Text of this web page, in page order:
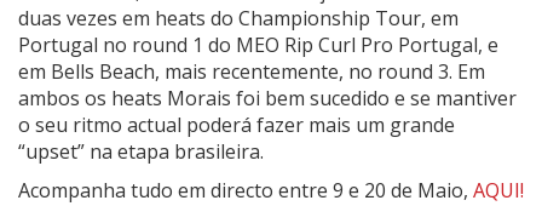
duas vezes em heats do Championship Tour, em
Portugal no round 1 do MEO Rip Curl Pro Portugal, e
em Bells Beach, mais recentemente, no round 3. Em
ambos os heats Morais foi bem sucedido e se mantiver
o seu ritmo actual poderá fazer mais um grande
“upset” na etapa brasileira.
Acompanha tudo em directo entre 9 e 20 de Maio, AQUI!